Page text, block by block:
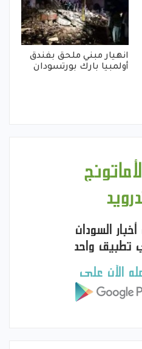
انهيار مبني ملحق بفندق
أولمبيا بارك بورتسودان